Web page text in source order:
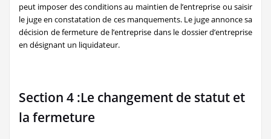
peut imposer des conditions au maintien de l’entreprise ou saisir
le juge en constatation de ces manquements. Le juge annonce sa
décision de fermeture de l’entreprise dans le dossier d’entreprise
en désignant un liquidateur.
Section 4 :Le changement de statut et
la fermeture